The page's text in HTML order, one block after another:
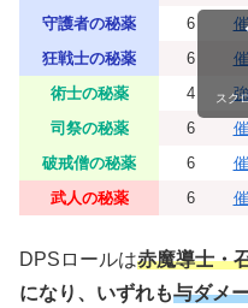
守護者の秘薬
6
狂戦士の秘薬
6
術士の秘薬
4
司祭の秘薬
6
破戒僧の秘薬
6
武人の秘薬
6
スク
DPSロールは赤魔導士・
になり、いずれも与ダメ